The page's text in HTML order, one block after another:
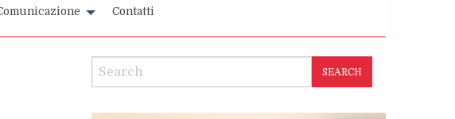
Contatti
SEARCH